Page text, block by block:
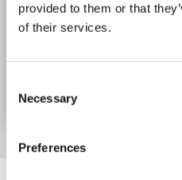
provided to them or that
of their services.
Selection
Necessary
Preferences
unconjugated
N° du produit ABIN1577466